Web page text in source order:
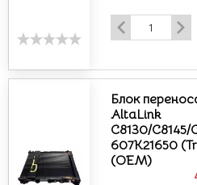
Блок
AltaLink
C8130/C8145/
607K21650
(OEM)